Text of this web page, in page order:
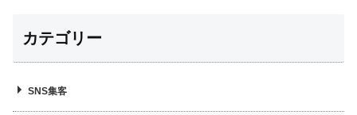
カテゴリー
SNS集客